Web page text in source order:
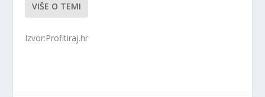
VIŠE O TEMI
Izvor:Profitiraj.hr